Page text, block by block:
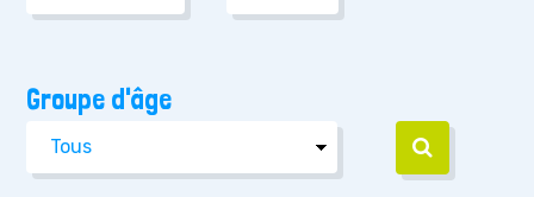
Groupe d'âge